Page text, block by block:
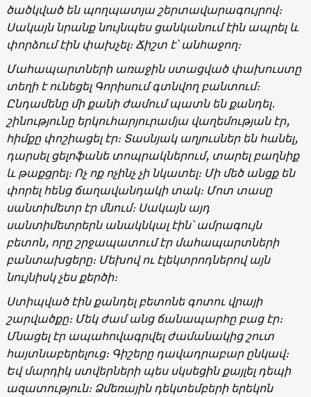
ծածկված են պողպատյա շերտավարագույրով։
Սակայն նրանք նույնպես ցանկանում էին ապրել և
փորձում էին փախչել։ Ճիշտ է՝ անհաջող։
Մահապարտների առաջին ստացված փախուստը
տեղի է ունեցել Գորիսում գտնվող բանտում։
Ընդամենը մի քանի ժամում պատն են քանդել․
շինությունը երկուհարյուրամյա վաղեմության էր,
հիմքը փոշիացել էր։ Տասնյակ աղյուսներ են հանել,
դարսել ցելոֆանե տոպրակներում, տարել բաղնիք
և թաքցրել։ Ոչ ոք ոչինչ չի նկատել։ Մի մեծ անցք են
փորել հենց ճաղավանդակի տակ։ Մոտ տասը
սանտիմետր էր մնում։ Սակայն այդ
սանտիմետրերն անակնկալ էին՝ ամրագույն
բետոն, որը շրջապատում էր մահապարտների
բանտախցերը։ Մեխով ու էլեկտրոդներով այն
նույնիսկ չես քերծի։
Ստիպված էին քանդել բետոնե գոտու վրայի
շարվածքը։ Մեկ ժամ անց ճանապարհը բաց էր։
Մնացել էր ապահովագրվել ժամանակից շուտ
հայտնաբերելուց։ Գիշերը դավադրաբար ընկավ։
Եվ մարդիկ ստվերների պես սկսեցին քայլել դեպի
ազատություն։ Ձմեռային դեկտեմբերի երեկոն